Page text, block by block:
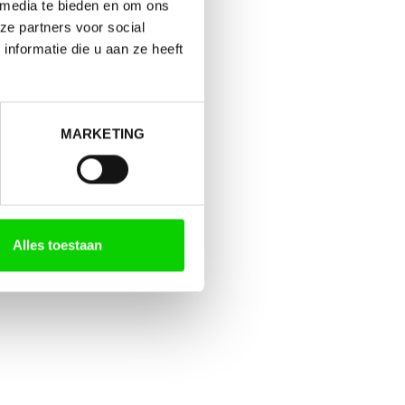
te bieden en om ons
partners voor social
die u aan ze heeft
MARKETING
Alles toestaan